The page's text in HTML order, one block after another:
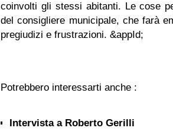
coinvolti gli stessi abitanti. Le cose
del consigliere municipale, che farà
pregiudizi e frustrazioni. &appId;
Potrebbero interessarti anche :
Intervista a Roberto Gerilli